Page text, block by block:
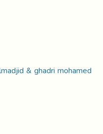
& ghadri mohamed